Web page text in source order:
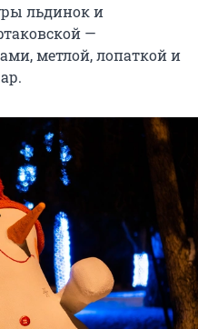
льдинок и
—
метлой, лопаткой и